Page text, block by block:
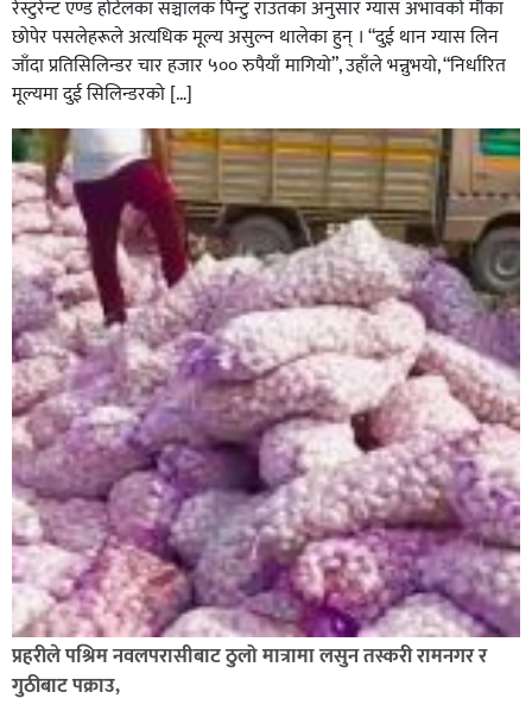
घोराहीको समृद्धिका लागि वडा–वडामा विशेष अभियान सञ्चालन
हुने,
रेस्टुरेन्ट एण्ड होटेलका सञ्चालक पिन्टु राउतका अनुसार ग्यास अभावको मौका
छोपेर पसलेहरूले अत्यधिक मूल्य असुल्न थालेका हुन् । “दुई थान ग्यास लिन
जाँदा प्रतिसिलिन्डर चार हजार ५०० रुपैयाँ मागियो”, उहाँले भन्नुभयो, “निर्धारित
मूल्यमा दुई सिलिन्डरको […]
प्रहरीले पश्रिम नवलपरासीबाट ठुलो मात्रामा लसुन तस्करी रामनगर र
गुठीबाट पक्राउ,